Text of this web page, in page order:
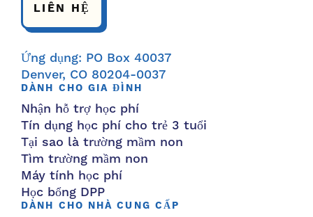
LIÊN HỆ
Ứng dụng: PO Box 40037
Denver, CO 80204-0037
DÀNH CHO GIA ĐÌNH
Nhận hỗ trợ học phí
Tín dụng học phí cho trẻ 3 tuổi
Tại sao là trường mầm non
Tìm trường mầm non
Máy tính học phí
Học bổng DPP
DÀNH CHO NHÀ CUNG CẤP